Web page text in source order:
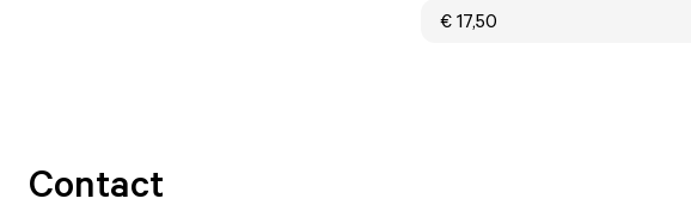
€ 17,50
Contact